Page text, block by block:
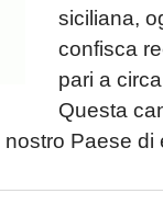
siciliana,
confisca
pari a
Questa
Paese di